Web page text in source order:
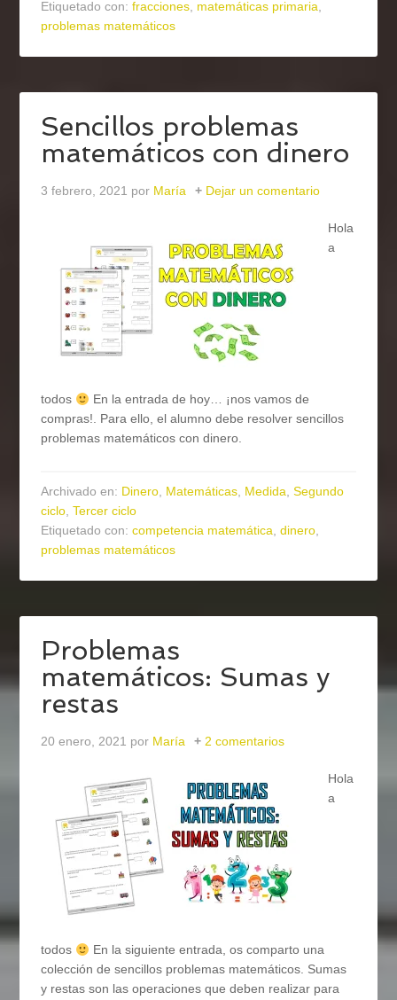
Etiquetado con:fracciones, matemáticas primaria,
problemas matemáticos
Sencillos problemas
matemáticos con dinero
3 febrero, 2021 por María Dejar un comentario
Hola
a
todos
En la entrada de hoy… ¡nos vamos de
compras!. Para ello, el alumno debe resolver sencillos
problemas matemáticos con dinero.
Archivado en: Dinero, Matemáticas, Medida,Segundo
ciclo,Tercer ciclo
Etiquetado con:competencia matemática,dinero,
problemas matemáticos
Problemas
matemáticos: Sumas y
restas
20 enero, 2021 por María 2 comentarios
Hola
a
todos
En la siguiente entrada, os comparto una
colección de sencillos problemas matemáticos. Sumas
y restas son las operaciones que deben realizar para